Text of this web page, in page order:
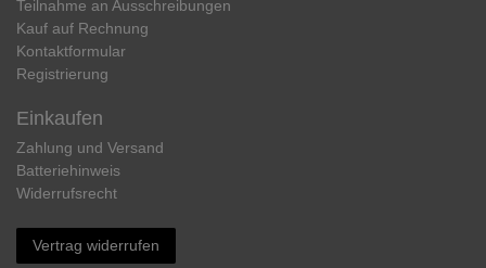
Teilnahme an Ausschreibungen
Kauf auf Rechnung
Kontaktformular
Registrierung
Einkaufen
Zahlung und Versand
Batteriehinweis
Widerrufs­recht
Vertrag widerrufen